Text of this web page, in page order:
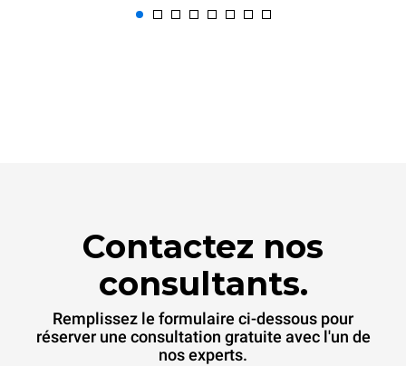
Contactez nos
consultants.
Remplissez le formulaire ci-dessous pour
réserver une consultation gratuite avec l'un de
nos experts.